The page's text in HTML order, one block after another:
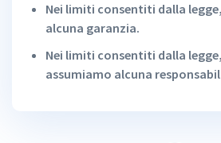
Nei limiti consentiti dalla
alcuna garanzia.
Nei limiti consentiti dalla
assumiamo alcuna